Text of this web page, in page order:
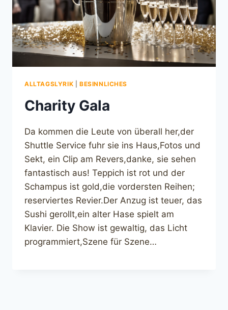
ALLTAGSLYRIK BESINNLICHES
Charity Gala
Da kommen die Leute von überall her,der
Shuttle Service fuhr sie ins Haus,Fotos und
Sekt, ein Clip am Revers,danke, sie sehen
fantastisch aus! Teppich ist rot und der
Schampus ist gold,die vordersten Reihen;
reserviertes Revier.Der Anzug ist teuer, das
Sushi gerollt,ein alter Hase spielt am
Klavier. Die Show ist gewaltig, das Licht
programmiert,Szene für Szene…